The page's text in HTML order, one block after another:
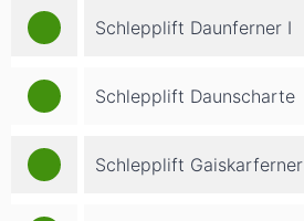
Schlepplift Daunferner I
Schlepplift Daunscharte
Schlepplift Gaiskarferner